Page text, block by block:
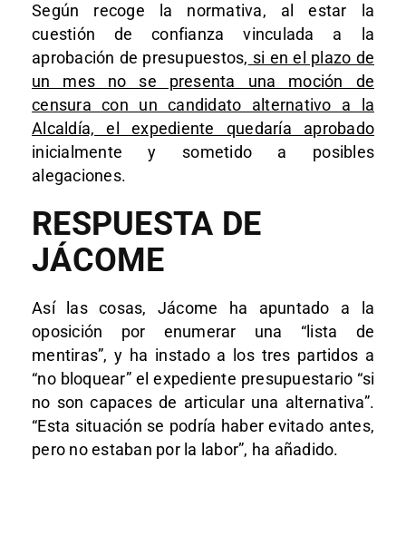
Según recoge la normativa, al estar la
cuestión de confianza vinculada a la
aprobación de presupuestos, si en el plazo de
un mes no se presenta una moción de
censura con un candidato alternativo a la
Alcaldía, el expediente quedaría aprobado
inicialmente y sometido a posibles
alegaciones.
RESPUESTA DE
JÁCOME
Así las cosas, Jácome ha apuntado a la
oposición por enumerar una “lista de
mentiras”, y ha instado a los tres partidos a
“no bloquear” el expediente presupuestario “si
no son capaces de articular una alternativa”.
“Esta situación se podría haber evitado antes,
pero no estaban por la labor”, ha añadido.